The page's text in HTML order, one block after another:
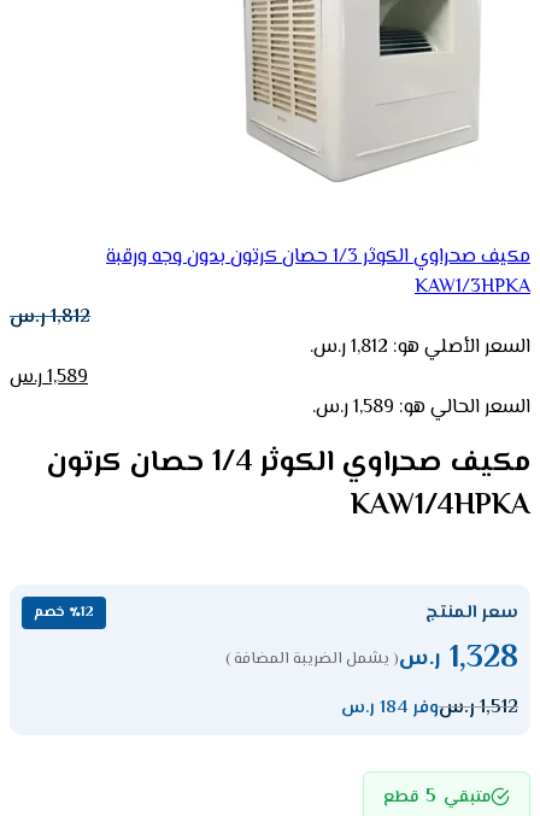
مكيف صحراوي الكوثر 1/3 حصان كرتون بدون وجه ورقبة
KAW1/3HPKA
1,812ر.س
السعر الأصلي هو: 1,812 ر.س.
1,589ر.س
السعر الحالي هو: 1,589 ر.س.
مكيف صحراوي الكوثر 1/4 حصان كرتون
KAW1/4HPKA
سعر المنتج ٪12 خصم
1,328 ر.س( يشمل الضريبة المضافة )
1,512ر.سوفر 184 ر.س
متبقي 5 قطع